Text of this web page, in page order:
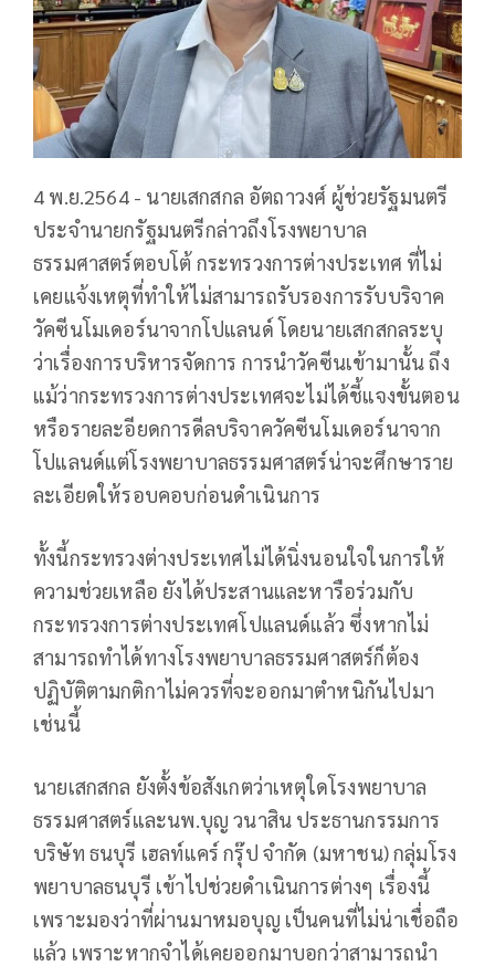
4 พ.ย.2564 - นายเสกสกล อัตถาวงศ์ ผู้ช่วยรัฐมนตรี
ประจำนายกรัฐมนตรีกล่าวถึงโรงพยาบาล
ธรรมศาสตร์ตอบโต้ กระทรวงการต่างประเทศ ที่ไม่
เคยแจ้งเหตุที่ทำให้ไม่สามารถรับรองการรับบริจาค
วัคซีนโมเดอร์นาจากโปแลนด์ โดยนายเสกสกลระบุ
ว่าเรื่องการบริหารจัดการ การนำวัคซีนเข้ามานั้น ถึง
แม้ว่ากระทรวงการต่างประเทศจะไม่ได้ชี้แจงขั้นตอน
หรือรายละอียดการดีลบริจาควัคซีนโมเดอร์นาจาก
โปแลนด์แต่โรงพยาบาลธรรมศาสตร์น่าจะศึกษาราย
ละเอียดให้รอบคอบก่อนดำเนินการ
ทั้งนี้กระทรวงต่างประเทศไม่ได้นิ่งนอนใจในการให้
ความช่วยเหลือ ยังได้ประสานและหารือร่วมกับ
กระทรวงการต่างประเทศโปแลนด์แล้ว ซึ่งหากไม่
สามารถทำได้ทางโรงพยาบาลธรรมศาสตร์ก็ต้อง
ปฏิบัติตามกติกาไม่ควรที่จะออกมาตำหนิกันไปมา
เช่นนี้
นายเสกสกล ยังตั้งข้อสังเกตว่าเหตุใดโรงพยาบาล
ธรรมศาสตร์และนพ.บุญ วนาสิน ประธานกรรมการ
บริษัท ธนบุรี เฮลท์แคร์ กรุ๊ป จำกัด (มหาชน) กลุ่มโรง
พยาบาลธนบุรี เข้าไปช่วยดำเนินการต่างๆ เรื่องนี้
เพราะมองว่าที่ผ่านมาหมอบุญ เป็นคนที่ไม่น่าเชื่อถือ
แล้ว เพราะหากจำได้เคยออกมาบอกว่าสามารถนำ